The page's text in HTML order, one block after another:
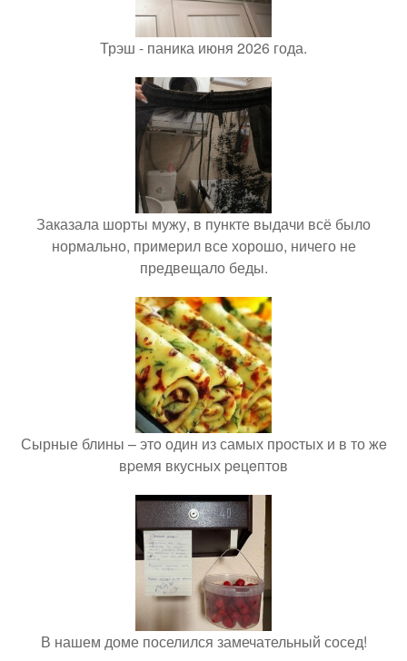
Трэш - паника июня 2026 года.
Заказала шорты мужу, в пункте выдачи всё было
нормально, примерил все хорошо, ничего не
предвещало беды.
Сырные блины – этo один из самых проcтых и в то жe
вpемя вкусных peцeптов
В нашем доме поселился замечательный сосед!